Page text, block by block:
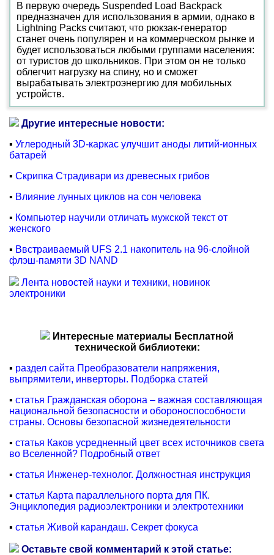
В первую очередь Suspended Load Backpack
предназначен для использования в армии, однако в
Lightning Packs считают, что рюкзак-генератор
станет очень популярен и на коммерческом рынке и
будет использоваться любыми группами населения:
от туристов до школьников. При этом он не только
облегчит нагрузку на спину, но и сможет
вырабатывать электроэнергию для мобильных
устройств.
Другие интересные новости:
▪ Углеродный 3D-каркас улучшит аноды литий-ионных
батарей
▪ Скрипка Страдивари из древесных грибов
▪ Влияние лунных циклов на сон человека
▪ Компьютер научили отличать мужской текст от
женского
▪ Ввстраиваемый UFS 2.1 накопитель на 96-слойной
флэш-памяти 3D NAND
Лента новостей науки и техники, новинок
электроники
Интересные материалы Бесплатной
технической библиотеки:
▪ раздел сайта Преобразователи напряжения,
выпрямители, инверторы. Подборка статей
▪ статья Гражданская оборона – важная составляющая
национальной безопасности и обороноспособности
страны. Основы безопасной жизнедеятельности
▪ статья Каков усредненный цвет всех источников света
во Вселенной? Подробный ответ
▪ статья Инженер-технолог. Должностная инструкция
▪ статья Карта параллельного порта для ПК.
Энциклопедия радиоэлектроники и электротехники
▪ статья Живой карандаш. Секрет фокуса
Оставьте свой комментарий к этой статье: